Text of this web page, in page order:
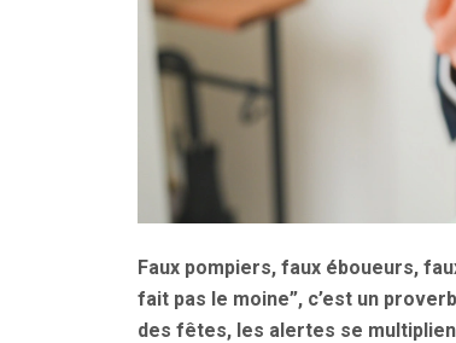
Faux pompiers, faux éboueurs,
fait pas le moine”, c’est un
des fêtes, les alertes se